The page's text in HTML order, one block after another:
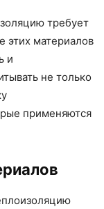
требует
этих материалов
и
не только
применяются